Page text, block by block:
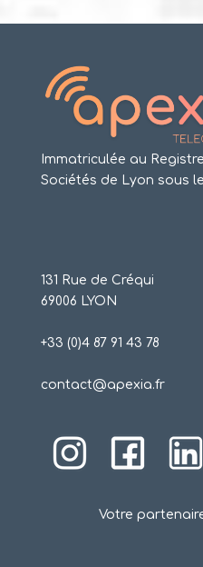
Immatriculée au
Sociétés de Lyon sous le
131 Rue de Créqui
69006 LYON
+33 (0)4 87 91 43 78
contact@apexia.fr
Votre